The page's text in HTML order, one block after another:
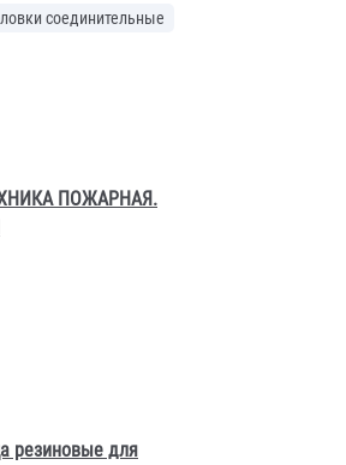
соединительные
ПОЖАРНАЯ.
резиновые для